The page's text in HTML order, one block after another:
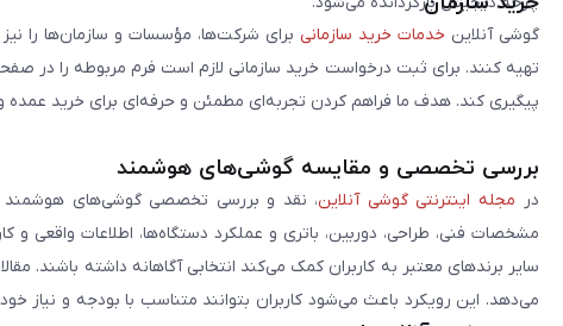
گوشی آنلاین خدمات خرید سازمانی برای شرکت‌ها، مؤسسات و سازمان‌ها را
تهیه کنند. برای ثبت درخواست خرید سازمانی لازم است فرم مربوطه را در
پیگیری کند. هدف ما فراهم کردن تجربه‌ای مطمئن و حرفه‌ای برای خرید عمده
بررسی تخصصی و مقایسه گوشی‌های هوشمند
در مجله اینترنتی گوشی آنلاین، نقد و بررسی تخصصی گوشی‌های هوشمند
مشخصات فنی، طراحی، دوربین، باتری و عملکرد دستگاه‌ها، اطلاعات واقعی
سایر برندهای معتبر به کاربران کمک می‌کند انتخابی آگاهانه داشته باشند.
می‌دهد. این رویکرد باعث می‌شود کاربران بتوانند متناسب با بودجه و نیاز